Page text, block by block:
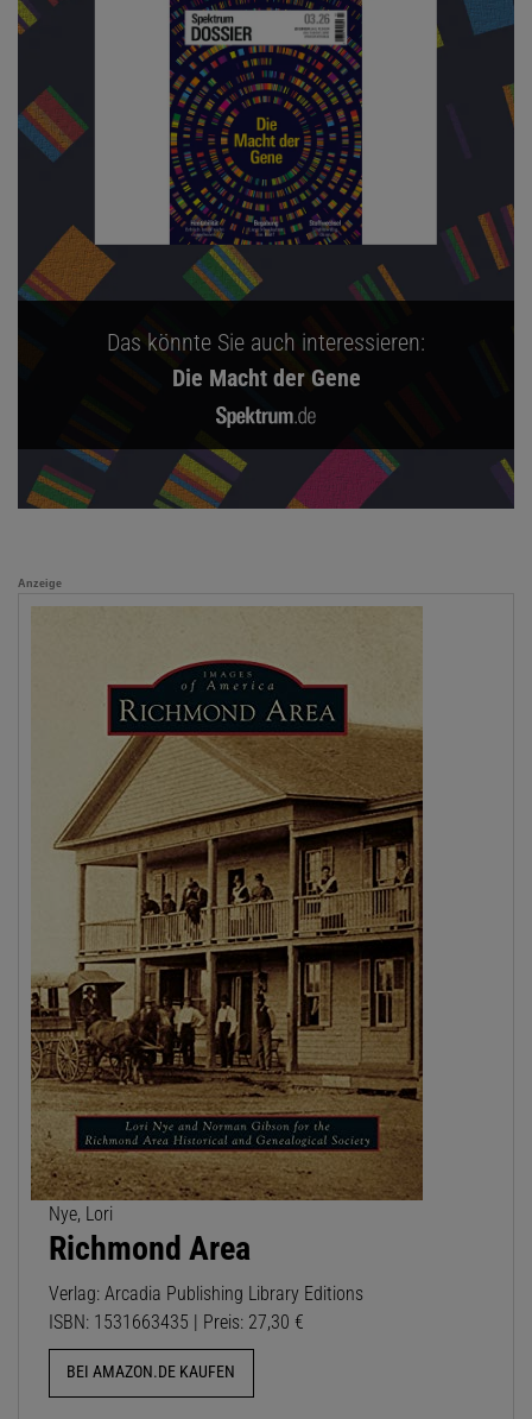
Das könnte Sie auch interessieren:
Die Macht der Gene
Anzeige
Nye, Lori
Richmond Area
Verlag: Arcadia Publishing Library Editions
ISBN: 1531663435 | Preis: 27,30 €
BEI AMAZON.DE KAUFEN